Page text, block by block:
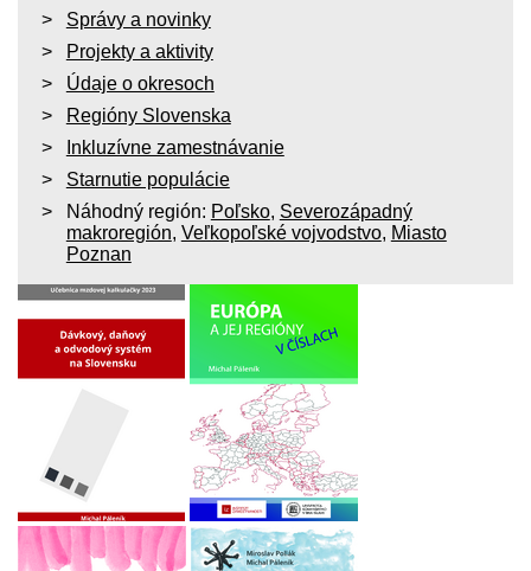
Správy a novinky
Projekty a aktivity
Údaje o okresoch
Regióny Slovenska
Inkluzívne zamestnávanie
Starnutie populácie
Náhodný región: Poľsko, Severozápadný
makroregión, Veľkopoľské vojvodstvo, Miasto
Poznan